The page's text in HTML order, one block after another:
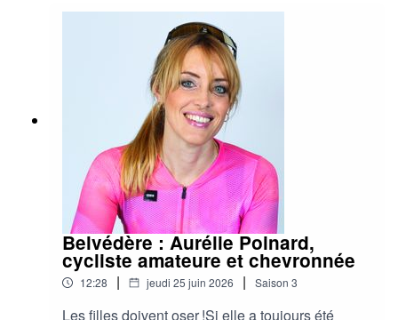
Belvédère : Aurélie Poinard,
cycliste amateure et chevronnée
12:28 | jeudi 25 juin 2026 | Saison 3
Les filles doivent oser !Si elle a toujours été